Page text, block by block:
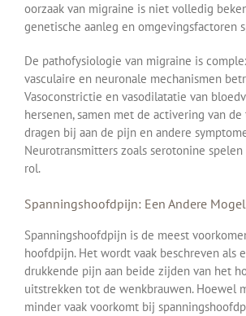
oorzaak van migraine is niet volledig
genetische aanleg en omgevingsfactoren
De pathofysiologie van migraine is
vasculaire en neuronale mechanismen
Vasoconstrictie en vasodilatatie van
hersenen, samen met de activering van
dragen bij aan de pijn en andere
Neurotransmitters zoals serotonine
rol.
Spanningshoofdpijn: Een Andere
Spanningshoofdpijn is de meest
hoofdpijn. Het wordt vaak beschreven als
drukkende pijn aan beide zijden van het
uitstrekken tot de wenkbrauwen. Hoewel
minder vaak voorkomt bij